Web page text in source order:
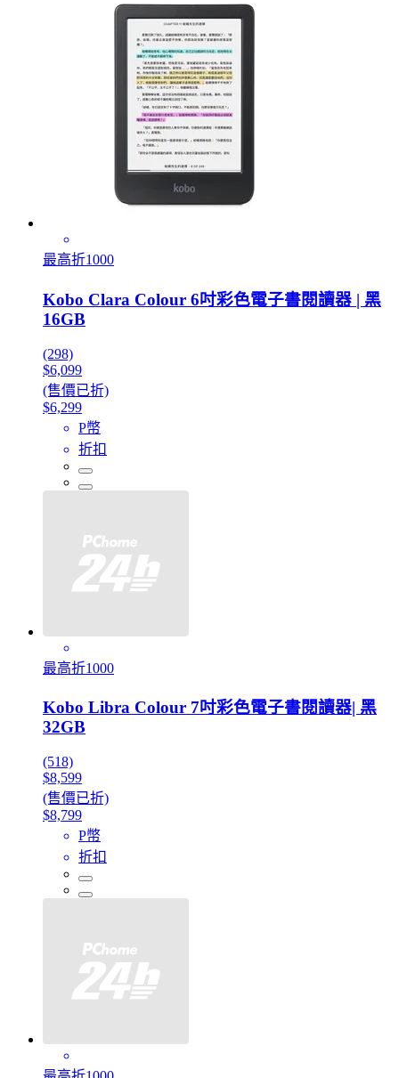
最高折1000
Kobo Clara Colour 6吋彩色電子書閱讀器 | 黑
16GB
(298)
$6,099
(售價已折)
$6,299
P幣
折扣
最高折1000
Kobo Libra Colour 7吋彩色電子書閱讀器| 黑
32GB
(518)
$8,599
(售價已折)
$8,799
P幣
折扣